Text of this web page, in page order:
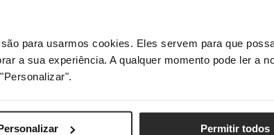
para usarmos cookies. Eles servem para que
a sua experiência. A qualquer momento pode ler a
Permitir todos